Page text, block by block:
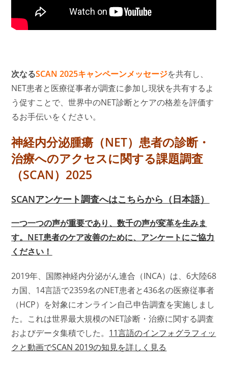
次なるSCAN 2025キャンペーンメッセージを共有し、
NET患者と医療従事者が調査に参加し現状を共有するよ
う促すことで、世界中のNET診断とケアの格差を評価す
るお手伝いをください。
神経内分泌腫瘍（NET）患者の診断・
治療へのアクセスに関する課題調査
（SCAN）2025
SCANアンケート調査へはこちらから（日本語）
一つ一つの声が重要であり、数千の声が変革を生みま
す。NET患者のケア改善のために、アンケートにご協力
ください！
2019年、国際神経内分泌がん連合（INCA）は、6大陸68
カ国、14言語で2359名のNET患者と436名の医療従事者
（HCP）を対象にオンライン自己申告調査を実施しまし
た。これは世界最大規模のNET診断・治療に関する調査
およびデータ集積でした。 11言語のインフォグラフィッ
クと動画でSCAN 2019の知見を詳しく見る